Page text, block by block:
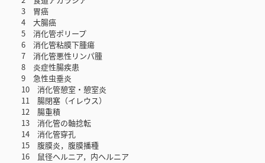
3 胃癌
4 大腸癌
5 消化管ポリープ
6 消化管粘膜下腫瘍
7 消化管悪性リンパ腫
8 炎症性腸疾患
9 急性虫垂炎
10 消化管憩室・憩室炎
11 腸閉塞（イレウス）
12 腸重積
13 消化管の軸捻転
14 消化管穿孔
15 腹膜炎，腹膜播種
16 鼠径ヘルニア，内ヘルニア